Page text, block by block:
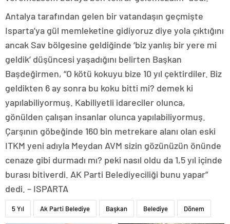
Antalya tarafından gelen bir vatandaşın geçmişte
Isparta’ya gül memleketine gidiyoruz diye yola çıktığını
ancak Sav bölgesine geldiğinde ‘biz yanlış bir yere mi
geldik’ düşüncesi yaşadığını belirten Başkan
Başdeğirmen, “O kötü kokuyu bize 10 yıl çektirdiler. Biz
geldikten 6 ay sonra bu koku bitti mi? demek ki
yapılabiliyormuş. Kabiliyetli idareciler olunca,
gönülden çalışan insanlar olunca yapılabiliyormuş.
Çarşının göbeğinde 160 bin metrekare alanı olan eski
ITKM yeni adıyla Meydan AVM sizin gözünüzün önünde
cenaze gibi durmadı mı? peki nasıl oldu da 1,5 yıl içinde
burası bitiverdi. AK Parti Belediyeciliği bunu yapar”
dedi. – ISPARTA
5 Yıl Ak Parti Belediye Başkan Belediye Dönem